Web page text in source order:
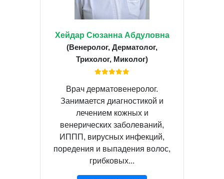
Хейдар Сюзанна Абдуловна
(Венеролог, Дерматолог,
Трихолог, Миколог)
Врач дерматовенеролог.
Занимается диагностикой и
лечением кожных и
венерических заболеваний,
ИППП, вирусных инфекций,
поредения и выпадения волос,
грибковых...